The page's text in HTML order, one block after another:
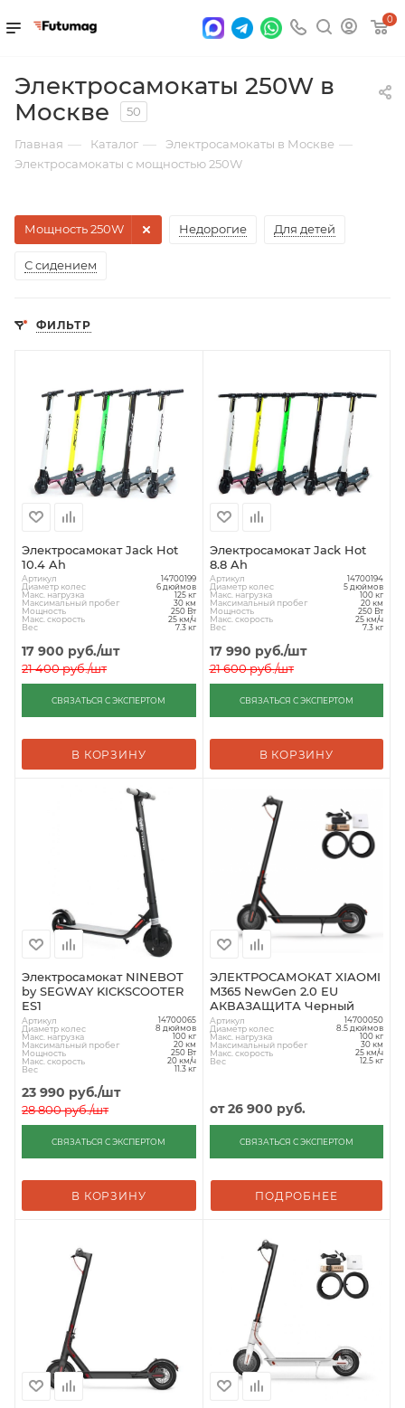
0
Электросамокаты 250W в
Москве
50
Главная — Каталог — Электросамокаты в Москве —
Электросамокаты с мощностью 250W
Недорогие Для детей
С сидением
Мощность 250W
ФИЛЬТР
Электросамокат Jack Hot
10.4 Ah
Артикул 14700199
Диаметр колес 6 дюймов
Макс. нагрузка 125 кг
Максимальный пробег 30 км
Мощность 250 Вт
Макс. скорость 25 км/ч
Вес 7.3 кг
17 900 руб./шт
21 400руб./шт
СВЯЗАТЬСЯ С ЭКСПЕРТОМ
В КОРЗИНУ
Электросамокат Jack Hot
8.8 Ah
Артикул 14700194
Диаметр колес 5 дюймов
Макс. нагрузка 100 кг
Максимальный пробег 20 км
Мощность 250 Вт
Макс. скорость 25 км/ч
Вес 7.3 кг
17 990 руб./шт
21 600руб./шт
СВЯЗАТЬСЯ С ЭКСПЕРТОМ
В КОРЗИНУ
Электросамокат NINEBOT
by SEGWAY KICKSCOOTER
ES1
Артикул 14700065
Диаметр колес 8 дюймов
Макс. нагрузка 100 кг
Максимальный пробег 20 км
Мощность 250 Вт
Макс. скорость 20 км/ч
Вес 11.3 кг
23 990 руб./шт
28 800руб./шт
СВЯЗАТЬСЯ С ЭКСПЕРТОМ
В КОРЗИНУ
ЭЛЕКТРОСАМОКАТ XIAOMI
M365 NewGen 2.0 EU
АКВАЗАЩИТА Черный
Артикул 14700050
Диаметр колес 8.5 дюймов
Макс. нагрузка 100 кг
Максимальный пробег 30 км
Макс. скорость 25 км/ч
Вес 12.5 кг
от26 900 руб.
СВЯЗАТЬСЯ С ЭКСПЕРТОМ
ПОДРОБНЕЕ